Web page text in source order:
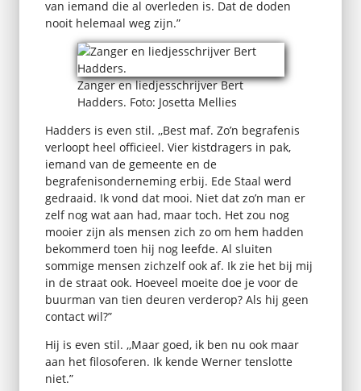
van iemand die al overleden is. Dat de doden
nooit helemaal weg zijn.”
Zanger en liedjesschrijver Bert
Hadders. Foto: Josetta Mellies
Hadders is even stil. ,,Best maf. Zo’n begrafenis
verloopt heel officieel. Vier kistdragers in pak,
iemand van de gemeente en de
begrafenisonderneming erbij. Ede Staal werd
gedraaid. Ik vond dat mooi. Niet dat zo’n man er
zelf nog wat aan had, maar toch. Het zou nog
mooier zijn als mensen zich zo om hem hadden
bekommerd toen hij nog leefde. Al sluiten
sommige mensen zichzelf ook af. Ik zie het bij mij
in de straat ook. Hoeveel moeite doe je voor de
buurman van tien deuren verderop? Als hij geen
contact wil?”
Hij is even stil. ,,Maar goed, ik ben nu ook maar
aan het filosoferen. Ik kende Werner tenslotte
niet.”